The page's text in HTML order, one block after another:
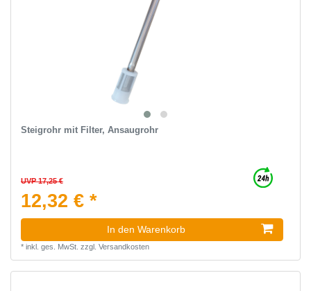
Steigrohr mit Filter, Ansaugrohr
UVP 17,25 €
12,32 € *
In den Warenkorb
* inkl. ges. MwSt. zzgl. Versandkosten